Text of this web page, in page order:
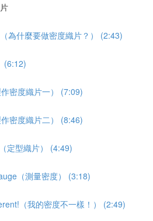
為什麼要做密度織片？） (2:43)
(6:12)
密度織片一） (7:09)
密度織片二） (8:46)
定型織片） (4:49)
（測量密度） (3:18)
（我的密度不一樣！） (2:49)